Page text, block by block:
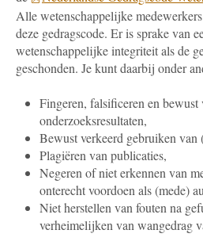
Alle wetenschappelijke
deze gedragscode. Er is sprake van
wetenschappelijke integriteit als de
geschonden. Je kunt daarbij onder
Fingeren, falsificeren en bewust
onderzoeksresultaten,
Bewust verkeerd gebruiken van
Plagiëren van publicaties,
Negeren of niet erkennen van
onterecht voordoen als (mede)
Niet herstellen van fouten na
verheimelijken van wangedrag